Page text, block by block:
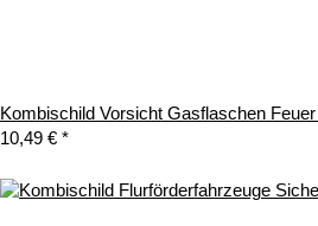
Kombischild Vorsicht Gasflaschen
10,49 € *